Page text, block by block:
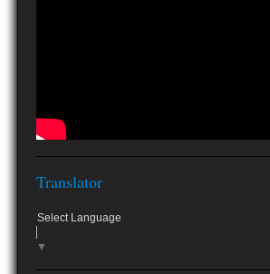
Translator
Select Language
▼